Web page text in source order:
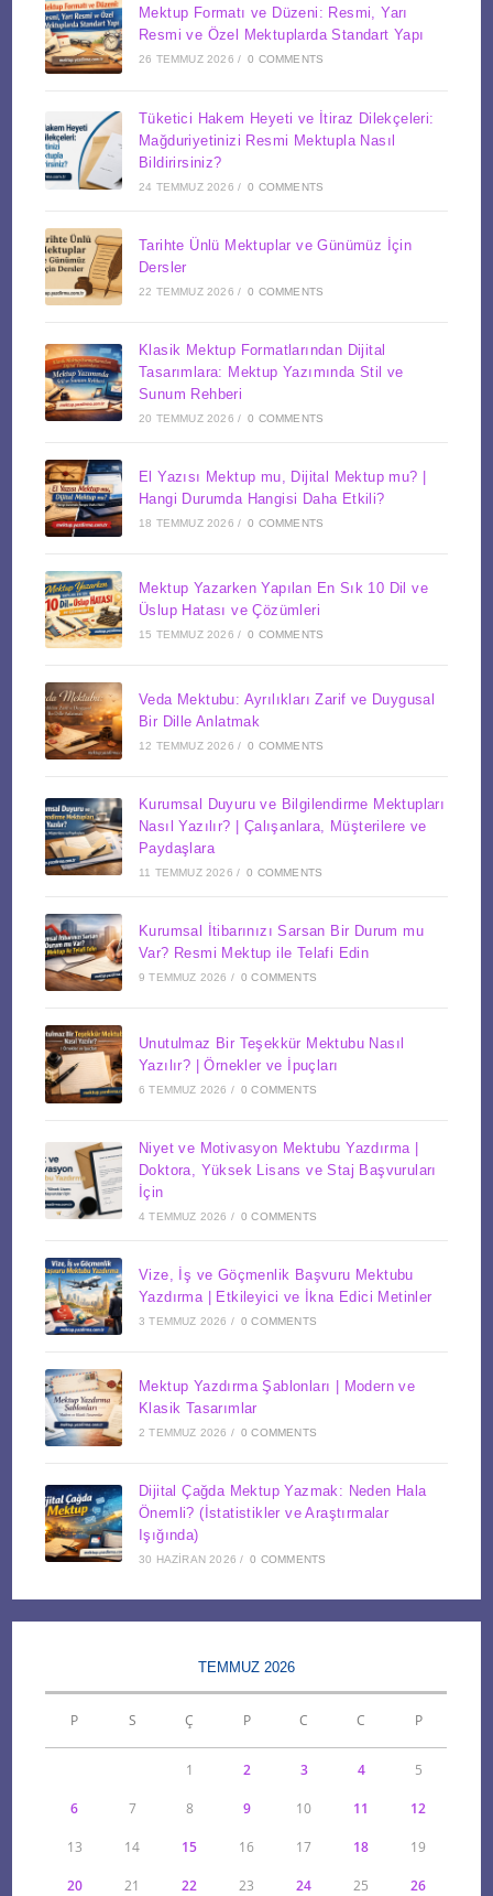
Mektup Formatı ve Düzeni: Resmi, Yarı
Resmi ve Özel Mektuplarda Standart Yapı
26 TEMMUZ 2026 / 0 COMMENTS
Tüketici Hakem Heyeti ve İtiraz Dilekçeleri:
Mağduriyetinizi Resmi Mektupla Nasıl
Bildirirsiniz?
24 TEMMUZ 2026 / 0 COMMENTS
Tarihte Ünlü Mektuplar ve Günümüz İçin
Dersler
22 TEMMUZ 2026 / 0 COMMENTS
Klasik Mektup Formatlarından Dijital
Tasarımlara: Mektup Yazımında Stil ve
Sunum Rehberi
20 TEMMUZ 2026 / 0 COMMENTS
El Yazısı Mektup mu, Dijital Mektup mu? |
Hangi Durumda Hangisi Daha Etkili?
18 TEMMUZ 2026 / 0 COMMENTS
Mektup Yazarken Yapılan En Sık 10 Dil ve
Üslup Hatası ve Çözümleri
15 TEMMUZ 2026 / 0 COMMENTS
Veda Mektubu: Ayrılıkları Zarif ve Duygusal
Bir Dille Anlatmak
12 TEMMUZ 2026 / 0 COMMENTS
Kurumsal Duyuru ve Bilgilendirme Mektupları
Nasıl Yazılır? | Çalışanlara, Müşterilere ve
Paydaşlara
11 TEMMUZ 2026 / 0 COMMENTS
Kurumsal İtibarınızı Sarsan Bir Durum mu
Var? Resmi Mektup ile Telafi Edin
9 TEMMUZ 2026 / 0 COMMENTS
Unutulmaz Bir Teşekkür Mektubu Nasıl
Yazılır? | Örnekler ve İpuçları
6 TEMMUZ 2026 / 0 COMMENTS
Niyet ve Motivasyon Mektubu Yazdırma |
Doktora, Yüksek Lisans ve Staj Başvuruları
İçin
4 TEMMUZ 2026 / 0 COMMENTS
Vize, İş ve Göçmenlik Başvuru Mektubu
Yazdırma | Etkileyici ve İkna Edici Metinler
3 TEMMUZ 2026 / 0 COMMENTS
Mektup Yazdırma Şablonları | Modern ve
Klasik Tasarımlar
2 TEMMUZ 2026 / 0 COMMENTS
Dijital Çağda Mektup Yazmak: Neden Hala
Önemli? (İstatistikler ve Araştırmalar
Işığında)
30 HAZIRAN 2026 / 0 COMMENTS
TEMMUZ 2026
P S Ç P C C P
1 2 3 4 5
6 7 8 9 10 11 12
13 14 15 16 17 18 19
20 21 22 23 24 25 26